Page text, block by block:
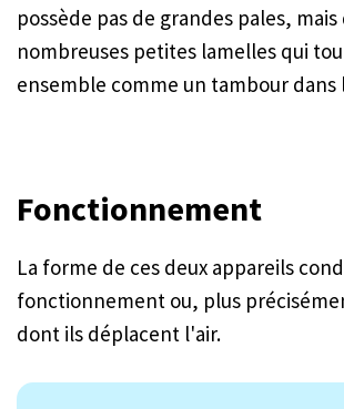
possède pas de grandes pales, mais
nombreuses petites lamelles qui
ensemble comme un tambour dans
Fonctionnement
La forme de ces deux appareils
fonctionnement ou, plus
dont ils déplacent l'air.